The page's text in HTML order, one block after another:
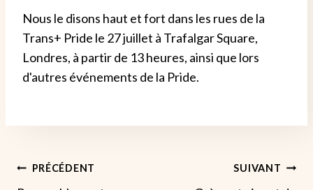
Nous le disons haut et fort dans les rues de la
Trans+ Pride le 27 juillet à Trafalgar Square,
Londres, à partir de 13 heures, ainsi que lors
d'autres événements de la Pride.
Navigation
PRÉCÉDENT SUIVANT